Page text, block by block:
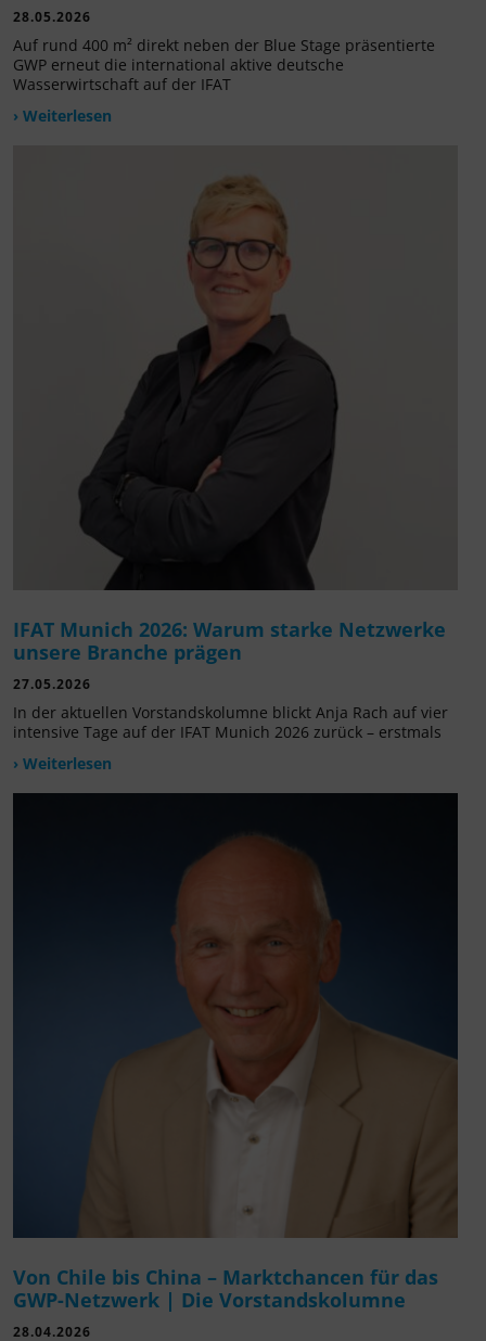
28.05.2026
Auf rund 400 m² direkt neben der Blue Stage präsentierte
GWP erneut die international aktive deutsche
Wasserwirtschaft auf der IFAT
› Weiterlesen
IFAT Munich 2026: Warum starke Netzwerke
unsere Branche prägen
27.05.2026
In der aktuellen Vorstandskolumne blickt Anja Rach auf vier
intensive Tage auf der IFAT Munich 2026 zurück – erstmals
› Weiterlesen
Von Chile bis China – Marktchancen für das
GWP-Netzwerk | Die Vorstandskolumne
28.04.2026